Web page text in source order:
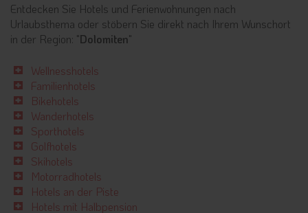
Entdecken Sie Hotels und Ferienwohnungen nach
Urlaubsthema oder stöbern Sie direkt nach Ihrem Wunschort
in der Region: "Dolomiten"
Wellnesshotels
Familienhotels
Bikehotels
Wanderhotels
Sporthotels
Golfhotels
Skihotels
Motorradhotels
Hotels an der Piste
Hotels mit Halbpension